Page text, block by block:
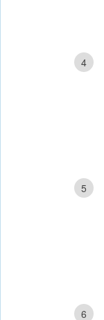
4
5
6